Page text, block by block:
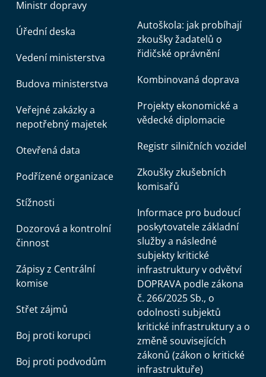
Ministr dopravy
Úřední deska
Vedení ministerstva
Budova ministerstva
Veřejné zakázky a
nepotřebný majetek
Otevřená data
Podřízené organizace
Stížnosti
Dozorová a kontrolní
činnost
Zápisy z Centrální
komise
Střet zájmů
Boj proti korupci
Boj proti podvodům
Autoškola: jak probíhají
zkoušky žadatelů o
řidičské oprávnění
Kombinovaná doprava
Projekty ekonomické a
vědecké diplomacie
Registr silničních vozidel
Zkoušky zkušebních
komisařů
Informace pro budoucí
poskytovatele základní
služby a následné
subjekty kritické
infrastruktury v odvětví
DOPRAVA podle zákona
č. 266/2025 Sb., o
odolnosti subjektů
kritické infrastruktury a o
změně souvisejících
zákonů (zákon o kritické
infrastruktuře)